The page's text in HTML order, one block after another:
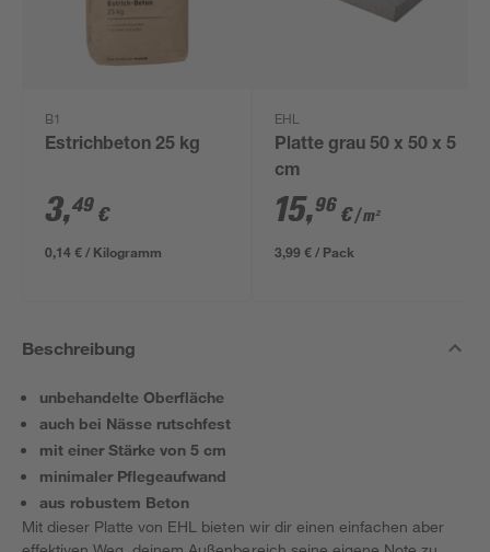
B1
Estrichbeton 25 kg
3,49 €
0,14 € / Kilogramm
EHL
Platte grau 50 x 50 x 5
cm
15,96 €/ m²
3,99 € / Pack
Beschreibung
unbehandelte Oberfläche
auch bei Nässe rutschfest
mit einer Stärke von 5 cm
minimaler Pflegeaufwand
aus robustem Beton
Mit dieser Platte von EHL bieten wir dir einen einfachen aber